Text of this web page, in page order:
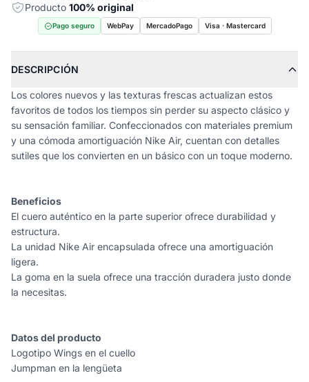
Producto 100% original
Pago seguro WebPay MercadoPago Visa · Mastercard
DESCRIPCIÓN
Los colores nuevos y las texturas frescas actualizan estos
favoritos de todos los tiempos sin perder su aspecto clásico y
su sensación familiar. Confeccionados con materiales premium
y una cómoda amortiguación Nike Air, cuentan con detalles
sutiles que los convierten en un básico con un toque moderno.
Beneficios
El cuero auténtico en la parte superior ofrece durabilidad y
estructura.
La unidad Nike Air encapsulada ofrece una amortiguación
ligera.
La goma en la suela ofrece una tracción duradera justo donde
la necesitas.
Datos del producto
Logotipo Wings en el cuello
Jumpman en la lengüeta